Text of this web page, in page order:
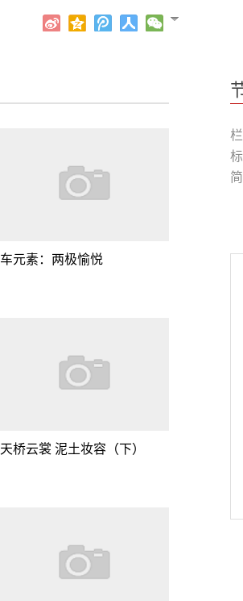
车元素：两极愉悦
天桥云裳 泥土妆容（下）
栏
标